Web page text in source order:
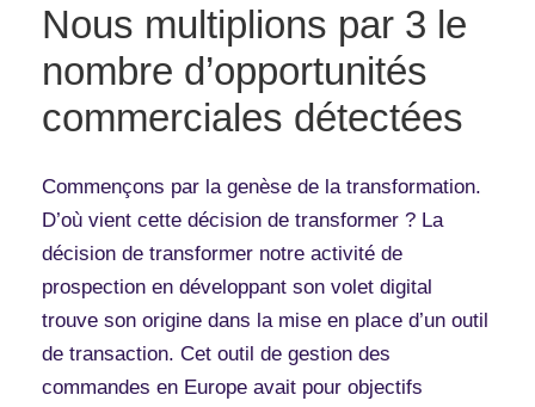
Nous multiplions par 3 le
nombre d’opportunités
commerciales détectées
Commençons par la genèse de la transformation.
D’où vient cette décision de transformer ? La
décision de transformer notre activité de
prospection en développant son volet digital
trouve son origine dans la mise en place d’un outil
de transaction. Cet outil de gestion des
commandes en Europe avait pour objectifs